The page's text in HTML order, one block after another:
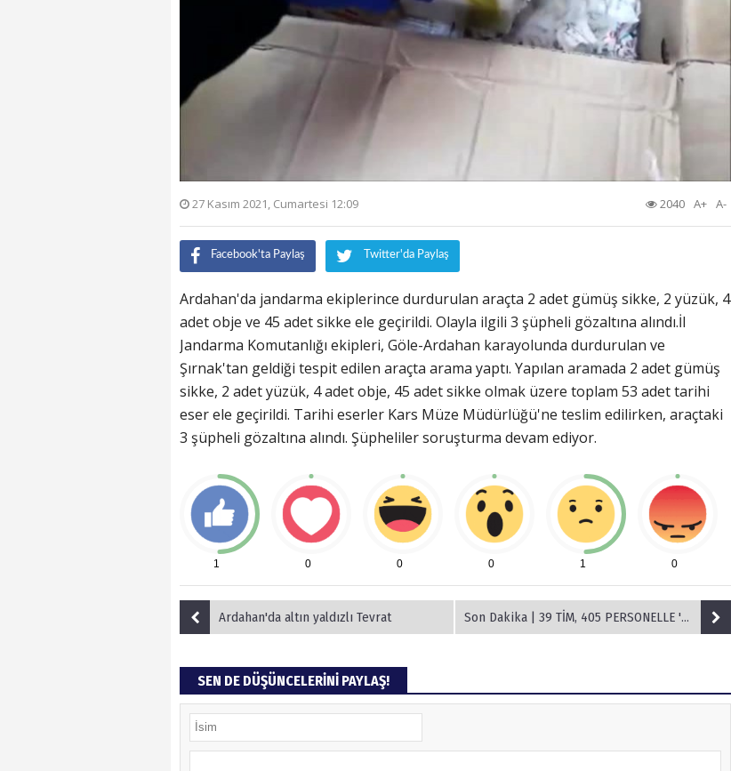
27 Kasım 2021, Cumartesi 12:09 A-
A+
2040
Facebook'ta Paylaş Twitter'da Paylaş
Ardahan'da jandarma ekiplerince durdurulan araçta 2 adet gümüş sikke, 2 yüzük, 4
adet obje ve 45 adet sikke ele geçirildi. Olayla ilgili 3 şüpheli gözaltına alındı.İl
Jandarma Komutanlığı ekipleri, Göle-Ardahan karayolunda durdurulan ve
Şırnak'tan geldiği tespit edilen araçta arama yaptı. Yapılan aramada 2 adet gümüş
sikke, 2 adet yüzük, 4 adet obje, 45 adet sikke olmak üzere toplam 53 adet tarihi
eser ele geçirildi. Tarihi eserler Kars Müze Müdürlüğü'ne teslim edilirken, araçtaki
3 şüpheli gözaltına alındı. Şüpheliler soruşturma devam ediyor.
1 0 0 0 1 0
Ardahan'da altın yaldızlı Tevrat Son Dakika | 39 TİM, 405 PERSONELLE 'EREN KIŞ-9 ŞEHİT JANDARMA ER CEVDET ÇELENK OPERASYONU' BAŞLADI
SEN DE DÜŞÜNCELERİNİ PAYLAŞ!